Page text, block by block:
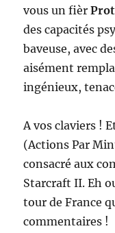
vous un fièr
des capacités
baveuse, avec
aisément
ingénieux,
A vos claviers !
(Actions Par
consacré aux
Starcraft II. Eh
tour de France
commentaires !